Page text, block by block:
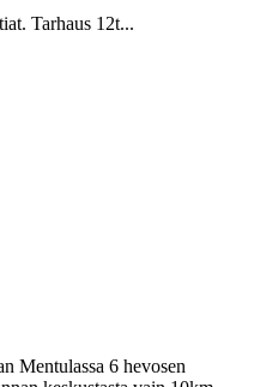
Tarhaus 12t...
Mentulassa 6 hevosen